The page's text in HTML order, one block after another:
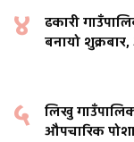
४
ढकारी
बनायो
५
लिखु
औपचारिक